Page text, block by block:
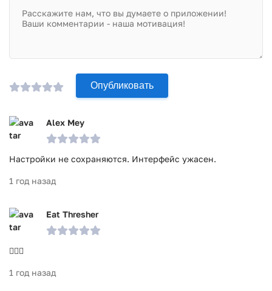
Опубликовать
Alex Mey
Настройки не сохраняются. Интерфейс ужасен.
1 год назад
Eat Thresher
👍🏻🤝
1 год назад